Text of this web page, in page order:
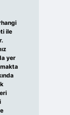
ile
yer